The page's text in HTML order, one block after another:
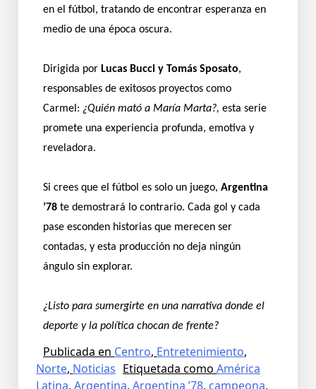
en el fútbol, tratando de encontrar esperanza en
medio de una época oscura.
Dirigida por Lucas Bucci y Tomás Sposato,
responsables de exitosos proyectos como
Carmel: ¿Quién mató a María Marta?, esta serie
promete una experiencia profunda, emotiva y
reveladora.
Si crees que el fútbol es solo un juego, Argentina
’78 te demostrará lo contrario. Cada gol y cada
pase esconden historias que merecen ser
contadas, y esta producción no deja ningún
ángulo sin explorar.
¿Listo para sumergirte en una narrativa donde el
deporte y la política chocan de frente?
Publicada en Centro, Entretenimiento,
Norte, Noticias Etiquetada como América
Latina, Argentina, Argentina ’78, campeona,